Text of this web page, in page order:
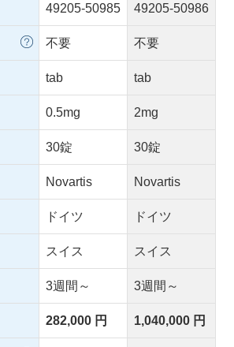
49205-50985 49205-50986
不要 不要
tab tab
0.5mg 2mg
30錠 30錠
Novartis Novartis
ドイツ ドイツ
スイス スイス
3週間～ 3週間～
282,000 円 1,040,000 円